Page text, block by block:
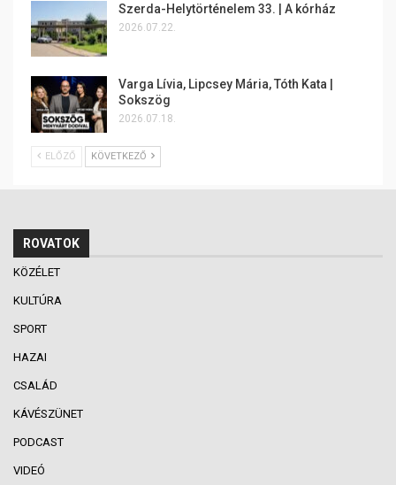
Szerda-Helytörténelem 33. | A kórház
2026.07.22.
Varga Lívia, Lipcsey Mária, Tóth Kata |
Sokszög
2026.07.18.
ELŐZŐ KÖVETKEZŐ
ROVATOK
KÖZÉLET
KULTÚRA
SPORT
HAZAI
CSALÁD
KÁVÉSZÜNET
PODCAST
VIDEÓ